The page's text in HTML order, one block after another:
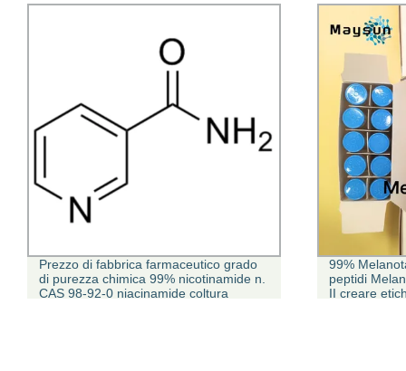
Prezzo di fabbrica farmaceutico grado
di purezza chimica 99% nicotinamide n.
CAS 98-92-0 niacinamide coltura
99%
peptidi
II creare